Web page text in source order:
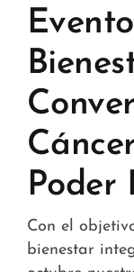
Poder
Con el
bienestar